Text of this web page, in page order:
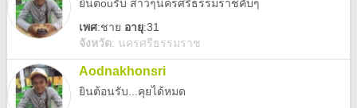
ยินตouรับ สาวๆนครศรีธรรมราชคับๆ
เพศ:ชาย อายุ:31
จังหวัด: นครศรีธรรมราช
Aodnakhonsri
ยินต้อนรับ...คุยได้หมด